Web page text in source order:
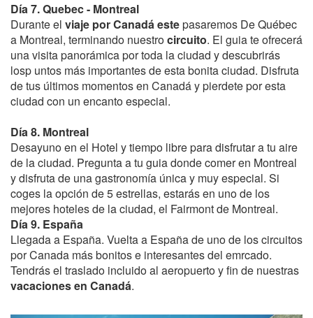
Día 7. Quebec - Montreal
Durante el viaje por Canadá estepasaremos De Québec
a Montreal, terminando nuestrocircuito. El guia te ofrecerá
una visita panorámica por toda la ciudad y descubrirás
losp untos más importantes de esta bonita ciudad. Disfruta
de tus últimos momentos en Canadá y pierdete por esta
ciudad con un encanto especial.
Día 8. Montreal
Desayuno en el Hotel y tiempo libre para disfrutar a tu aire
de la ciudad. Pregunta a tu guia donde comer en Montreal
y disfruta de una gastronomía única y muy especial. Si
coges la opción de 5 estrellas, estarás en uno de los
mejores hoteles de la ciudad, el Fairmont de Montreal.
Día 9. España
Llegada a España. Vuelta a España de uno de los circuitos
por Canada más bonitos e interesantes del emrcado.
Tendrás el traslado incluido al aeropuerto y fin de nuestras
vacaciones en Canadá.